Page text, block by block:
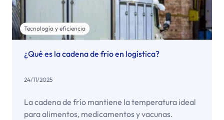
Tecnología y eficiencia
¿Qué es la cadena de frío en logística?
24/11/2025
La cadena de frío mantiene la temperatura ideal
para alimentos, medicamentos y vacunas.